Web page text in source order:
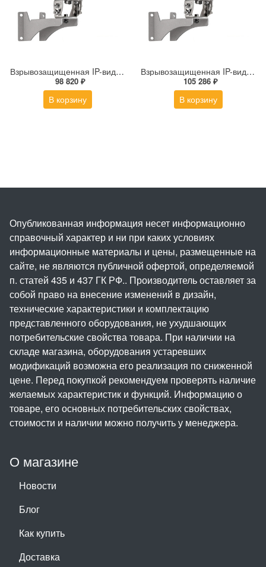
Взрывозащищенная IP-видеокамера Релион Релион-Exd-Н-100-ИК-IP5Мп2.8mm-PoE-МК-TR
98 820 ₽
В корзину
Взрывозащищенная IP-видеокамера Релион Релион-Exd-Н-100-ИК-IP5Мп2.7-13.5Z-PoE-SD-МК-TR
105 286 ₽
В корзину
О магазине
Новости
Блог
Как купить
Доставка
Опубликованная информация несет информационно
справочный характер и ни при каких условиях
информационные материалы и цены, размещенные на
сайте, не являются публичной офертой, определяемой
п. статей 435 и 437 ГК РФ.. Производитель оставляет за
собой право на внесение изменений в дизайн,
технические характеристики и комплектацию
представленного оборудования, не ухудшающих
потребительские свойства товара. При наличии на
складе магазина, оборудования устаревших
модификаций возможна его реализация по сниженной
цене. Перед покупкой рекомендуем проверять наличие
желаемых характеристик и функций. Информацию о
товаре, его основных потребительских свойствах,
стоимости и наличии можно получить у менеджера.